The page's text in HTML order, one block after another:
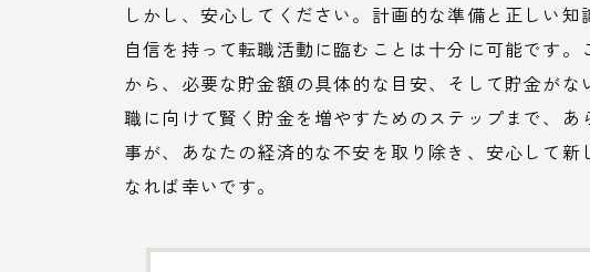
しかし、安心してください。計画的な準備と正しい知
自信を持って転職活動に臨むことは十分に可能です
から、必要な貯金額の具体的な目安、そして貯金が
職に向けて賢く貯金を増やすためのステップまで、
事が、あなたの経済的な不安を取り除き、安心して
なれば幸いです。